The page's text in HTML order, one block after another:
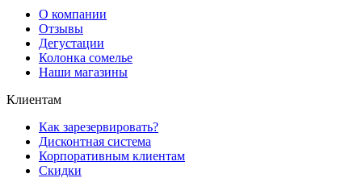
О компании
Отзывы
Дегустации
Колонка сомелье
Наши магазины
Клиентам
Как зарезервировать?
Дисконтная система
Корпоративным клиентам
Скидки